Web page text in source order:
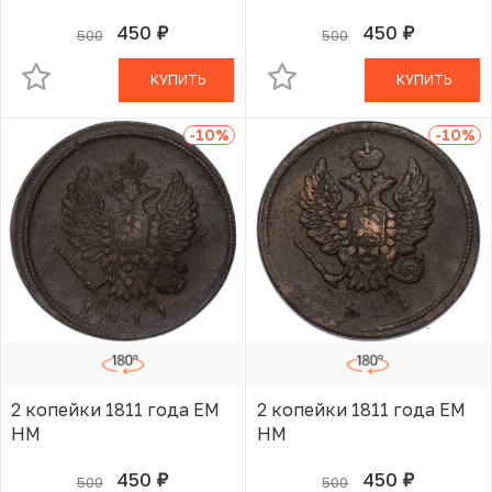
500 450 руб.
В КОРЗИНЕ
КУПИТЬ
500 450 руб.
В КОРЗИНЕ
КУПИТЬ
-10%
2 копейки 1811 года ЕМ
НМ
500 450 руб.
В КОРЗИНЕ
-10%
2 копейки 1811 года ЕМ
НМ
500 450 руб.
В КОРЗИНЕ